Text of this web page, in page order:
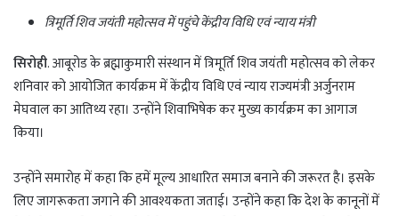
त्रिमूर्ति शिव जयंती महोत्सव में पहुंचे केंद्रीय विधि एवं न्याय मंत्री
सिरोही. आबूरोड के ब्रह्माकुमारी संस्थान में त्रिमूर्ति शिव जयंती महोत्सव को लेकर
शनिवार को आयोजित कार्यक्रम में केंद्रीय विधि एवं न्याय राज्यमंत्री अर्जुनराम
मेघवाल का आतिथ्य रहा। उन्होंने शिवाभिषेक कर मुख्य कार्यक्रम का आगाज
किया।
उन्होंने समारोह में कहा कि हमें मूल्य आधारित समाज बनाने की जरूरत है। इसके
लिए जागरूकता जगाने की आवश्यकता जताई। उन्होंने कहा कि देश के कानूनों में